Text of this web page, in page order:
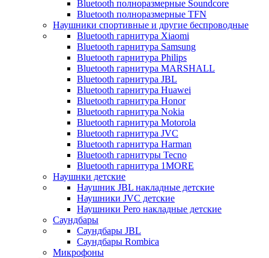
Bluetooth полноразмерные Soundcore
Bluetooth полноразмерные TFN
Наушники спортивные и другие беспроводные
Bluetooth гарнитура Xiaomi
Bluetooth гарнитура Samsung
Bluetooth гарнитура Philips
Bluetooth гарнитура MARSHALL
Bluetooth гарнитура JBL
Bluetooth гарнитура Huawei
Bluetooth гарнитура Honor
Bluetooth гарнитура Nokia
Bluetooth гарнитура Motorola
Bluetooth гарнитура JVC
Bluetooth гарнитура Harman
Bluetooth гарнитуры Tecno
Bluetooth гарнитура 1MORE
Наушнки детские
Наушник JBL накладные детские
Наушники JVC детские
Наушники Pero накладные детские
Саундбары
Саундбары JBL
Саундбары Rombica
Микрофоны